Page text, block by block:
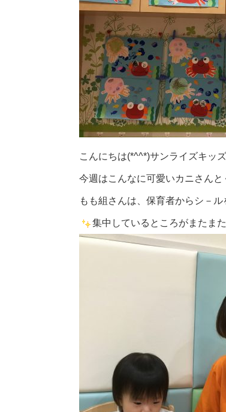
こんにちは(*^^*)サンライズキッ
今週はこんなに可愛いカニさん
もも組さんは、保育者からシ－ル
集中しているところがまたま